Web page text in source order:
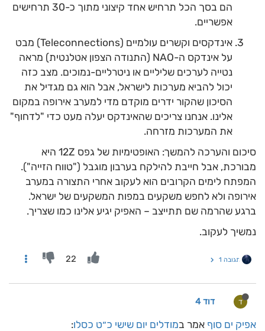
הם בסך הכל תרחיש אחד קיצוני מתוך כ-30 תרחישים
אפשריים.
אינדקסים וקשרים עולמיים (Teleconnections) מבט
על אינדקס ה-NAO (התנודה הצפון אטלנטית) מראה
נטייה לערכים שליליים או ניטרליים-נמוכים. מצב כזה
יכול להביא מערכות לישראל, אבל הוא גם מגדיל את
הסיכון שהקור ידרים מוקדם מדי למערב אירופה במקום
אלינו. אנחנו צריכים שהאינדקס יעלה מעט כדי "לדחוף"
את המערכות מזרחה.
סיכום והערכה להמשך: האופטימיות של גפס 12Z היא
מבורכת, אבל חייבת להילקח בערבון מוגבל ("טווח הזייה").
המפתח לימים הקרובים הוא לעקוב אחרי התצורה במערב
אירופה ולא לחפש משקעים במפות המשקעים של ישראל.
ברגע שהרמה שם תתייצב – האפיק יגיע אלינו כמו שצריך.
נמשיך לעקוב.
תגובה 1 22
ד דוד 4
אפיק ים סוף אמר במודלים יום שישי כ״ט כסלו: